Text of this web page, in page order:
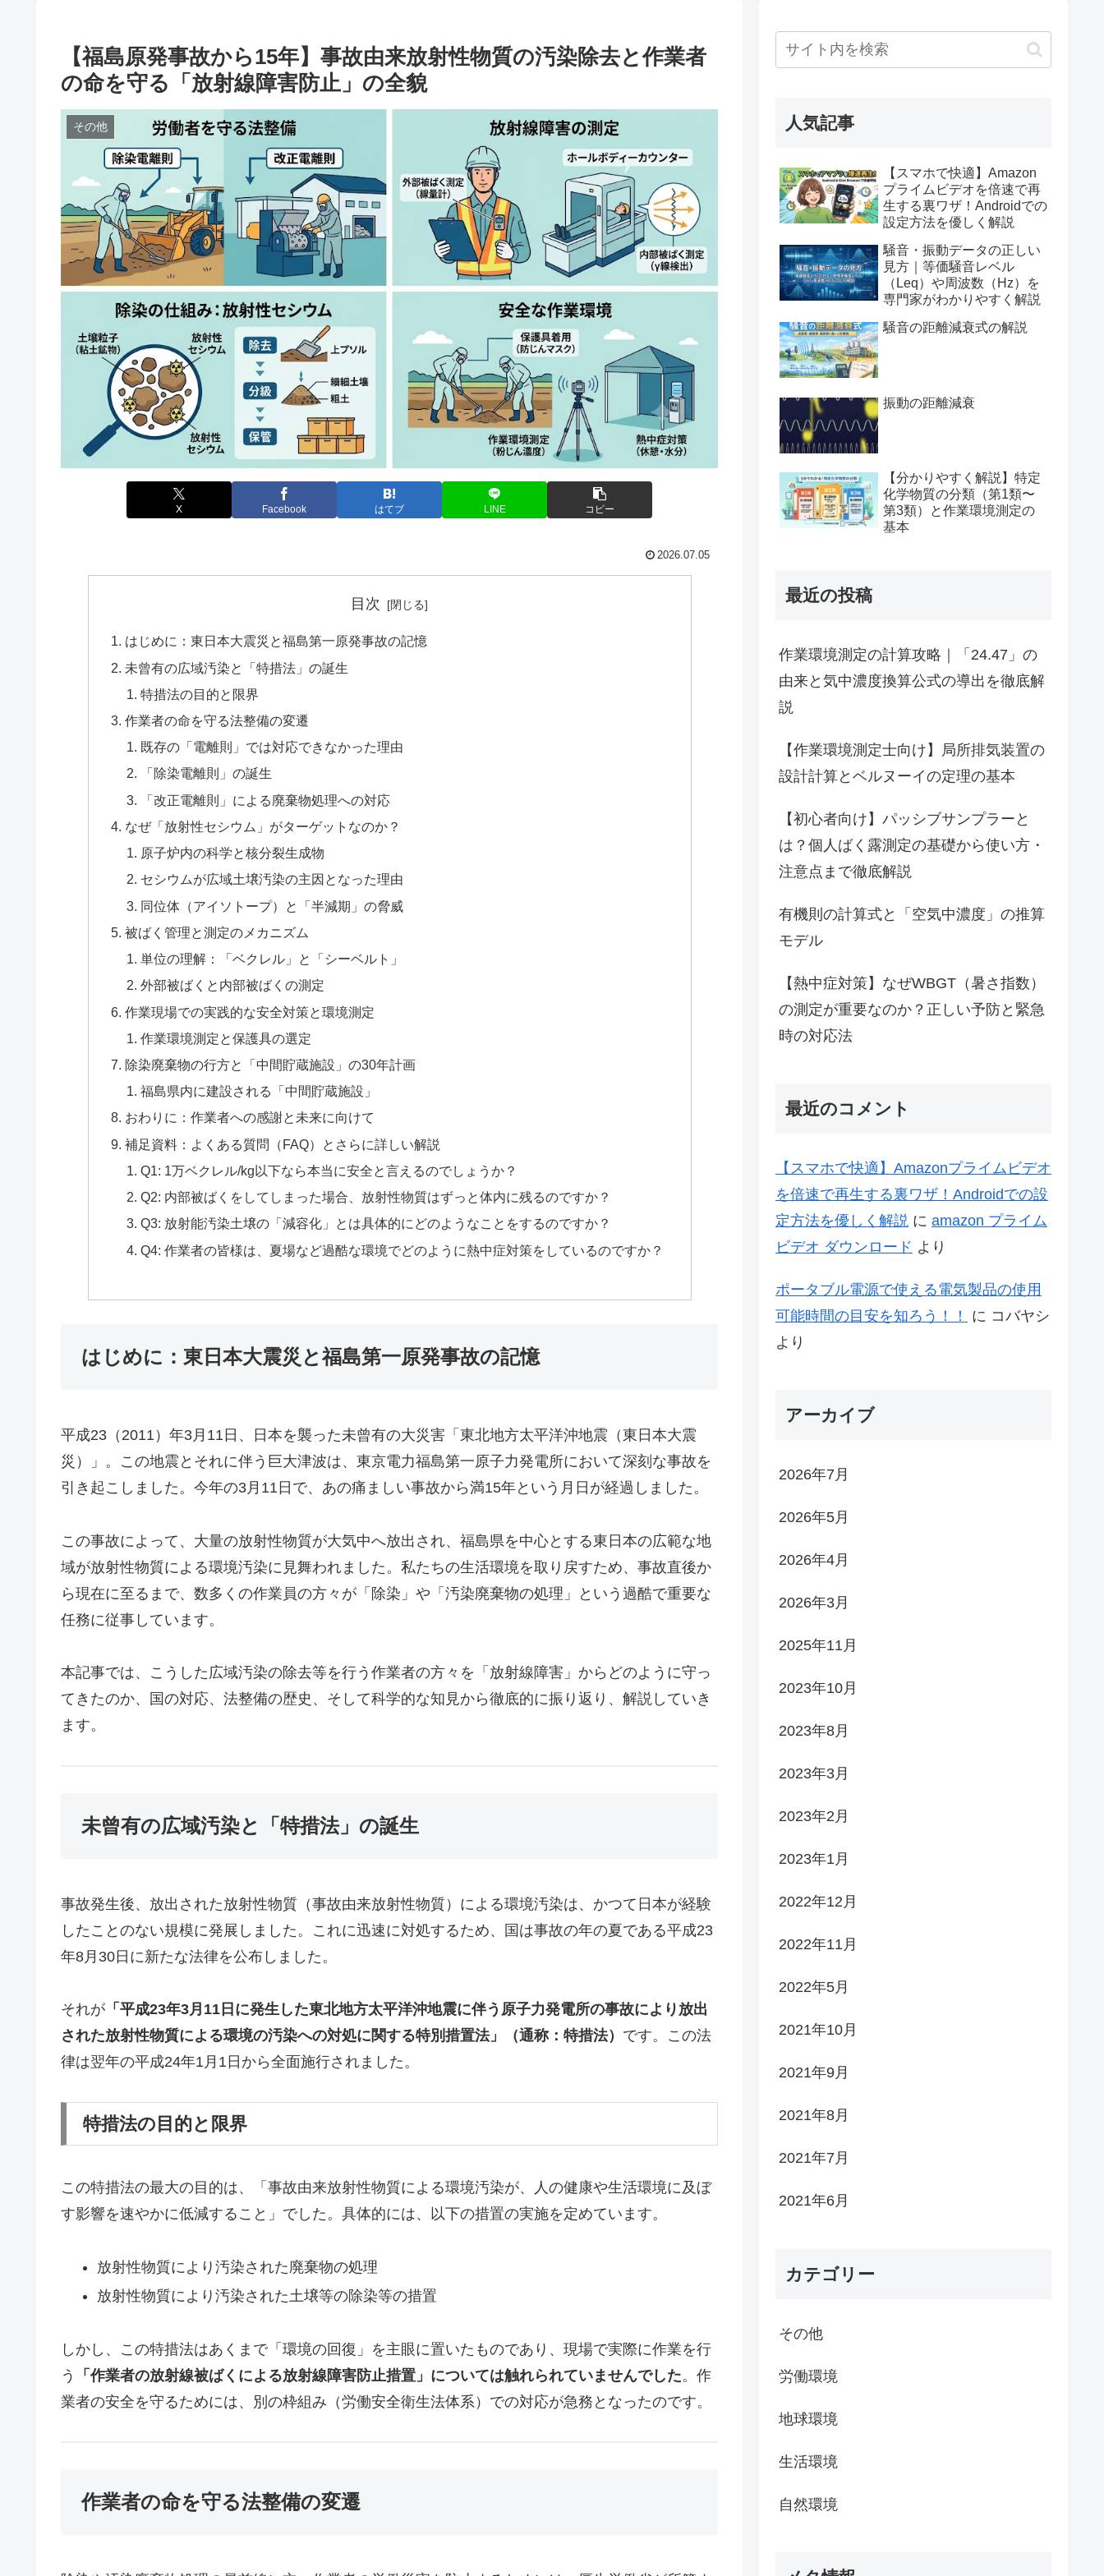
【福島原発事故から15年】事故由来放射性物質の汚染除去と作業者
の命を守る「放射線障害防止」の全貌
その他
X Facebook はてブ LINE コピー
2026.07.05
目次
はじめに：東日本大震災と福島第一原発事故の記憶
未曾有の広域汚染と「特措法」の誕生
特措法の目的と限界
作業者の命を守る法整備の変遷
既存の「電離則」では対応できなかった理由
「除染電離則」の誕生
「改正電離則」による廃棄物処理への対応
なぜ「放射性セシウム」がターゲットなのか？
原子炉内の科学と核分裂生成物
セシウムが広域土壌汚染の主因となった理由
同位体（アイソトープ）と「半減期」の脅威
被ばく管理と測定のメカニズム
単位の理解：「ベクレル」と「シーベルト」
外部被ばくと内部被ばくの測定
作業現場での実践的な安全対策と環境測定
作業環境測定と保護具の選定
除染廃棄物の行方と「中間貯蔵施設」の30年計画
福島県内に建設される「中間貯蔵施設」
おわりに：作業者への感謝と未来に向けて
補足資料：よくある質問（FAQ）とさらに詳しい解説
Q1: 1万ベクレル/kg以下なら本当に安全と言えるのでしょうか？
Q2: 内部被ばくをしてしまった場合、放射性物質はずっと体内に残るのですか？
Q3: 放射能汚染土壌の「減容化」とは具体的にどのようなことをするのですか？
Q4: 作業者の皆様は、夏場など過酷な環境でどのように熱中症対策をしているのですか？
はじめに：東日本大震災と福島第一原発事故の記憶
平成23（2011）年3月11日、日本を襲った未曾有の大災害「東北地方太平洋沖地震（東日本大震
災）」。この地震とそれに伴う巨大津波は、東京電力福島第一原子力発電所において深刻な事故を
引き起こしました。今年の3月11日で、あの痛ましい事故から満15年という月日が経過しました。
この事故によって、大量の放射性物質が大気中へ放出され、福島県を中心とする東日本の広範な地
域が放射性物質による環境汚染に見舞われました。私たちの生活環境を取り戻すため、事故直後か
ら現在に至るまで、数多くの作業員の方々が「除染」や「汚染廃棄物の処理」という過酷で重要な
任務に従事しています。
本記事では、こうした広域汚染の除去等を行う作業者の方々を「放射線障害」からどのように守っ
てきたのか、国の対応、法整備の歴史、そして科学的な知見から徹底的に振り返り、解説していき
ます。
未曾有の広域汚染と「特措法」の誕生
事故発生後、放出された放射性物質（事故由来放射性物質）による環境汚染は、かつて日本が経験
したことのない規模に発展しました。これに迅速に対処するため、国は事故の年の夏である平成23
年8月30日に新たな法律を公布しました。
それが 「平成23年3月11日に発生した東北地方太平洋沖地震に伴う原子力発電所の事故により放出
された放射性物質による環境の汚染への対処に関する特別措置法」（通称：特措法） です。この法
律は翌年の平成24年1月1日から全面施行されました。
特措法の目的と限界
この特措法の最大の目的は、「事故由来放射性物質による環境汚染が、人の健康や生活環境に及ぼ
す影響を速やかに低減すること」でした。具体的には、以下の措置の実施を定めています。
放射性物質により汚染された廃棄物の処理
放射性物質により汚染された土壌等の除染等の措置
しかし、この特措法はあくまで「環境の回復」を主眼に置いたものであり、現場で実際に作業を行
う
「作業者の放射線被ばくによる放射線障害防止措置」については触れられていませんでした。作
業者の安全を守るためには、別の枠組み（労働安全衛生法体系）での対応が急務となったのです。
作業者の命を守る法整備の変遷
人気記事
【スマホで快適】Amazon
プライムビデオを倍速で再
生する裏ワザ！Androidでの
設定方法を優しく解説
騒音・振動データの正しい
見方｜等価騒音レベル
（Leq）や周波数（Hz）を
専門家がわかりやすく解説
騒音の距離減衰式の解説
振動の距離減衰
【分かりやすく解説】特定
化学物質の分類（第1類〜
第3類）と作業環境測定の
基本
最近の投稿
作業環境測定の計算攻略｜「24.47」の
由来と気中濃度換算公式の導出を徹底解
説
【作業環境測定士向け】局所排気装置の
設計計算とベルヌーイの定理の基本
【初心者向け】パッシブサンプラーと
は？個人ばく露測定の基礎から使い方・
注意点まで徹底解説
有機則の計算式と「空気中濃度」の推算
モデル
【熱中症対策】なぜWBGT（暑さ指数）
の測定が重要なのか？正しい予防と緊急
時の対応法
最近のコメント
【スマホで快適】Amazonプライムビデオ
を倍速で再生する裏ワザ！Androidでの設
定方法を優しく解説 に amazon プライム
ビデオ ダウンロード より
ポータブル電源で使える電気製品の使用
可能時間の目安を知ろう！！
に コバヤシ
より
アーカイブ
2026年7月
2026年5月
2026年4月
2026年3月
2025年11月
2023年10月
2023年8月
2023年3月
2023年2月
2023年1月
2022年12月
2022年11月
2022年5月
2021年10月
2021年9月
2021年8月
2021年7月
2021年6月
カテゴリー
その他
労働環境
地球環境
生活環境
自然環境